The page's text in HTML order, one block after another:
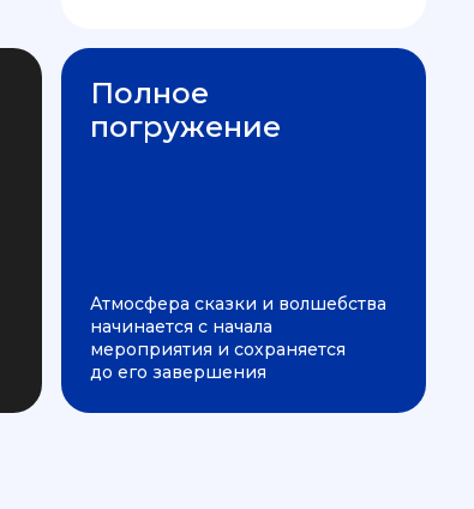
Полное
погружение
Атмосфера сказки и волшебства
начинается с начала
мероприятия и сохраняется
до его завершения